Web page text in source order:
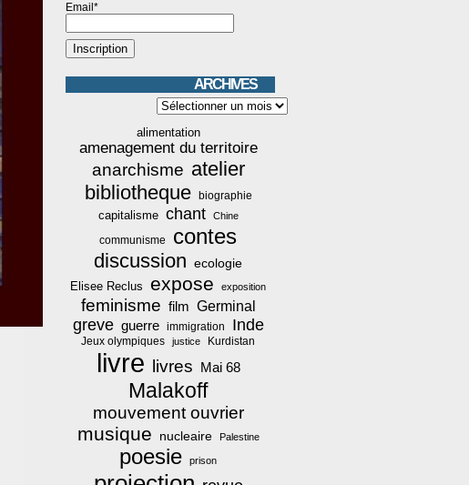
Email*
ARCHIVES
alimentation
amenagement du territoire
anarchisme atelier
bibliotheque
biographie
capitalisme chant Chine
communisme contes
discussion ecologie
Elisee Reclus expose exposition
feminisme film Germinal
greve guerre immigration Inde
Jeux olympiques justice Kurdistan
livre livres Mai 68
Malakoff
mouvement ouvrier
musique nucleaire Palestine
poesie prison